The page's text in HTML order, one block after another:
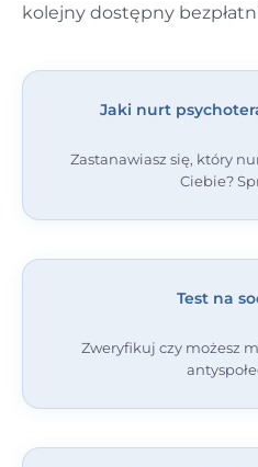
kolejny dostępny
Jaki nurt
Zastanawiasz się, który
Ciebie?
Test na
Zweryfikuj czy możesz